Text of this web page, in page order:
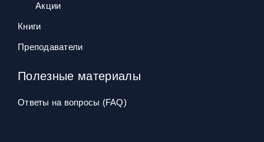
Акции
Книги
Преподаватели
Полезные материалы
Ответы на вопросы (FAQ)